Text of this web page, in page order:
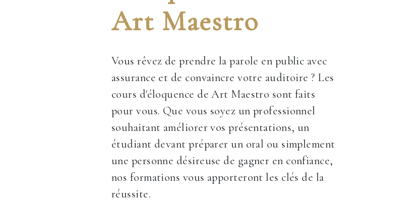
Art Maestro
Vous rêvez de prendre la parole en public avec
assurance et de convaincre votre auditoire ? Les
cours d'éloquence de Art Maestro sont faits
pour vous. Que vous soyez un professionnel
souhaitant améliorer vos présentations, un
étudiant devant préparer un oral ou simplement
une personne désireuse de gagner en confiance,
nos formations vous apporteront les clés de la
réussite.